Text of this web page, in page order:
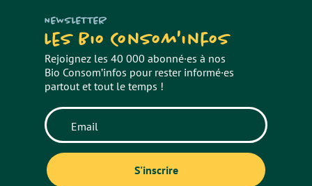
NEWSLETTER
Les Bio Consom'infos
Rejoignez les 40 000 abonné·es à nos
Bio Consom’infos pour rester informé·es
partout et tout le temps !